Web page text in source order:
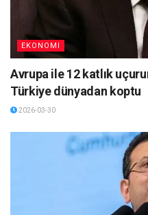
EKONOMI
Avrupa ile 12 katlık
Türkiye dünyadan koptu
2026-03-30